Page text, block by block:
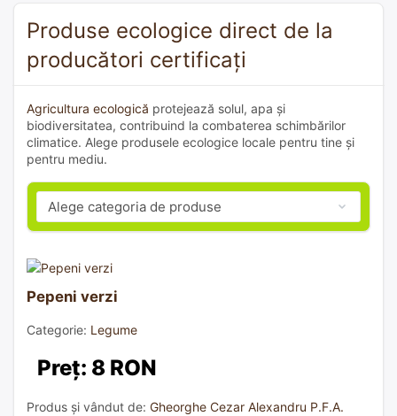
Produse ecologice direct de la
producători certificați
Agricultura ecologică protejează solul, apa și
biodiversitatea, contribuind la combaterea schimbărilor
climatice. Alege produsele ecologice locale pentru tine și
pentru mediu.
Pepeni verzi
Categorie: Legume
Preț: 8 RON
Produs și vândut de: Gheorghe Cezar Alexandru P.F.A.